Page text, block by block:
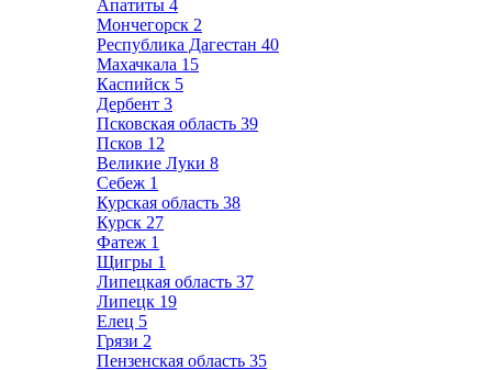
Апатиты 4
Мончегорск 2
Республика Дагестан 40
Махачкала 15
Каспийск 5
Дербент 3
Псковская область 39
Псков 12
Великие Луки 8
Себеж 1
Курская область 38
Курск 27
Фатеж 1
Щигры 1
Липецкая область 37
Липецк 19
Елец 5
Грязи 2
Пензенская область 35